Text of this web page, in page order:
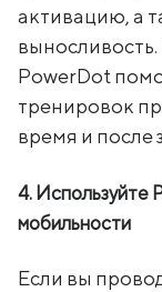
активацию, а
PowerDot
тренировок
время и после
4. Используйте
мобильности
Если вы